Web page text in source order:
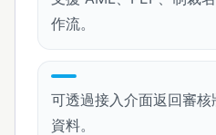
作流。
可透過接入介面返回審
資料。